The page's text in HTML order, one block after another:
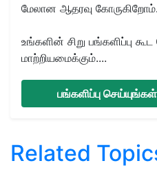
மேலான ஆதரவு கோருகிறோம்.
உங்களின் சிறு பங்களிப்பு
மாற்றியமைக்கும்....
பங்களிப்பு
Related